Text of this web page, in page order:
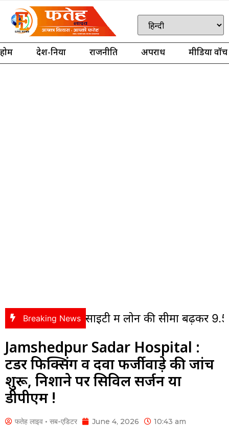
होम देश-दुनिया राजनीति अपराध मीडिया वॉच
Breaking News
सोसाइटी में लोन की सीमा बढ़कर 9.50 लाख
Jamshedpur Sadar Hospital :
टेंडर फिक्सिंग व दवा फर्जीवाड़े की जांच
शुरू, निशाने पर सिविल सर्जन या
डीपीएम !
फतेह लाइव • सब-एडिटर June 4, 2026 10:43 am